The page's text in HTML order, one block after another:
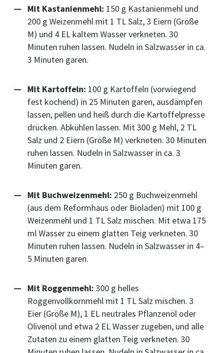
Mit Kastanienmehl: 150 g Kastanienmehl und
200 g Weizenmehl mit 1 TL Salz, 3 Eiern (Größe
M) und 4 EL kaltem Wasser verkneten. 30
Minuten ruhen lassen. Nudeln in Salzwasser in ca.
3 Minuten garen.
Mit Kartoffeln: 100 g Kartoffeln (vorwiegend
fest kochend) in 25 Minuten garen, ausdämpfen
lassen, pellen und heiß durch die Kartoffelpresse
drücken. Abkühlen lassen. Mit 300 g Mehl, 2 TL
Salz und 2 Eiern (Größe M) verkneten. 30 Minuten
ruhen lassen. Nudeln in Salzwasser in ca. 3
Minuten garen.
Mit Buchweizenmehl: 250 g Buchweizenmehl
(aus dem Reformhaus oder Bioladen) mit 100 g
Weizenmehl und 1 TL Salz mischen. Mit etwa 175
ml Wasser zu einem glatten Teig verkneten. 30
Minuten ruhen lassen. Nudeln in Salzwasser in 4–
5 Minuten garen.
Mit Roggenmehl: 300 g helles
Roggenvollkornmehl mit 1 TL Salz mischen. 3
Eier (Größe M), 1 EL neutrales Pflanzenöl oder
Olivenöl und etwa 2 EL Wasser zugeben, und alle
Zutaten zu einem glatten Teig verkneten. 30